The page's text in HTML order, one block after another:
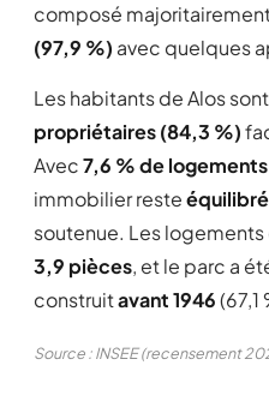
composé
(97,9 %) avec quelques
Les habitants de Alos sont
propriétaires (84,3 %)
Avec7,6 % de
immobilier resteéquilibré
soutenue. Les
3,9 pièces, et le parc a
construitavant 1946(67,1
Source : INSEE (recensement